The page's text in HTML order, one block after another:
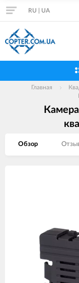
RU UA
Главная
Обзор